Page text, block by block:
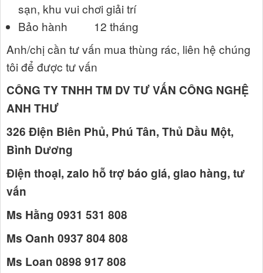
sạn, khu vui chơi giải trí
Bảo hành 12 tháng
Anh/chị cần tư vấn mua thùng rác, liên hệ chúng
tôi để được tư vấn
CÔNG TY TNHH TM DV TƯ VẤN CÔNG NGHỆ
ANH THƯ
326 Điện Biên Phủ, Phú Tân, Thủ Dầu Một,
Bình Dương
Điện thoại, zalo hỗ trợ báo giá, giao hàng, tư
vấn
Ms Hằng 0931 531 808
Ms Oanh 0937 804 808
Ms Loan 0898 917 808